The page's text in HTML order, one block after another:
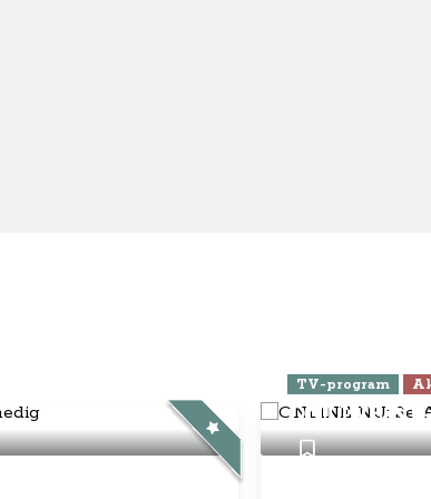
TV-program
ONLINE